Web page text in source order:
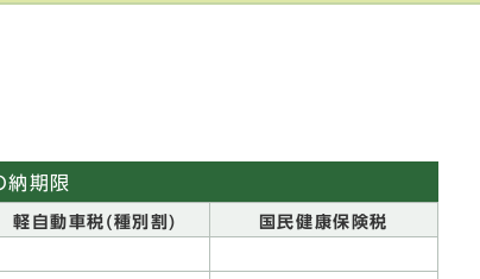
納期限
軽自動車税(種別割) 国民健康保険税